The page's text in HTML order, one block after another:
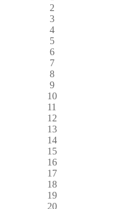
2
3
4
5
6
7
8
9
10
11
12
13
14
15
16
17
18
19
20